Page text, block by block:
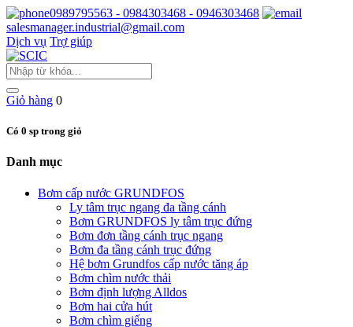
0989795563 - 0984303468 - 0946303468
salesmanager.industrial@gmail.com
Dịch vụ Trợ giúp
Giỏ hàng 0
Có 0 sp trong giỏ
Danh mục
Bơm cấp nước GRUNDFOS
Ly tâm trục ngang đa tầng cánh
Bơm GRUNDFOS ly tâm trục đứng
Bơm đơn tầng cánh trục ngang
Bơm đa tầng cánh trục đứng
Hệ bơm Grundfos cấp nước tăng áp
Bơm chìm nước thải
Bơm định lượng Alldos
Bơm hai cửa hút
Bơm chìm giếng